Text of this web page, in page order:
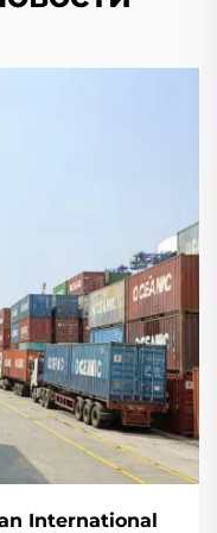
International